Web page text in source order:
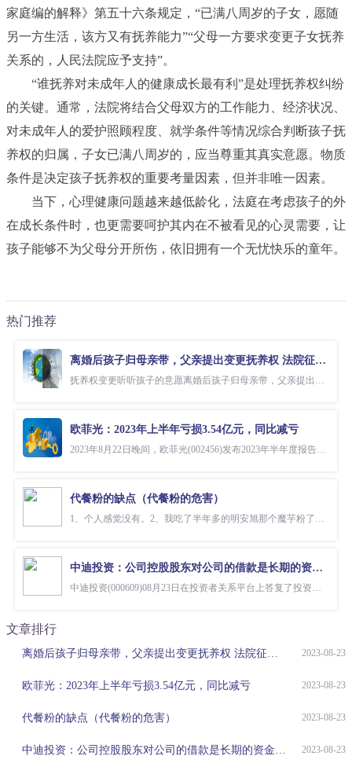
家庭编的解释》第五十六条规定，“已满八周岁的子女，愿随
另一方生活，该方又有抚养能力”“父母一方要求变更子女抚养
关系的，人民法院应予支持”。
“谁抚养对未成年人的健康成长最有利”是处理抚养权纠纷
的关键。通常，法院将结合父母双方的工作能力、经济状况、
对未成年人的爱护照顾程度、就学条件等情况综合判断孩子抚
养权的归属，子女已满八周岁的，应当尊重其真实意愿。物质
条件是决定孩子抚养权的重要考量因素，但并非唯一因素。
当下，心理健康问题越来越低龄化，法庭在考虑孩子的外
在成长条件时，也更需要呵护其内在不被看见的心灵需要，让
孩子能够不为父母分开所伤，依旧拥有一个无忧快乐的童年。
热门推荐
离婚后孩子归母亲带，父亲提出变更抚养权 法院征求孩子意见后予以支持
抚养权变更听听孩子的意愿离婚后孩子归母亲带，父亲提出变更抚养权，法
欧菲光：2023年上半年亏损3.54亿元，同比减亏
2023年8月22日晚间，欧菲光(002456)发布2023年半年度报告。公司上半年
代餐粉的缺点（代餐粉的危害）
1、个人感觉没有。2、我吃了半年多的明安旭那个魔芋粉了也没有不良反应
中迪投资：公司控股股东对公司的借款是长期的资金支持，用于满足公司经营管理的资金需求
中迪投资(000609)08月23日在投资者关系平台上答复了投资者关心的问题。
文章排行
2023-08-23
离婚后孩子归母亲带，父亲提出变更抚养权 法院征求孩子意见后予以支持
2023-08-23
欧菲光：2023年上半年亏损3.54亿元，同比减亏
2023-08-23
代餐粉的缺点（代餐粉的危害）
2023-08-23
中迪投资：公司控股股东对公司的借款是长期的资金支持，用于满足公司经营管理的资金需求